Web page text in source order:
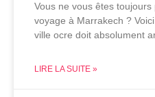
Vous ne vous êtes
voyage à Marrakech ?
ville ocre doit absolument
LIRE LA SUITE »